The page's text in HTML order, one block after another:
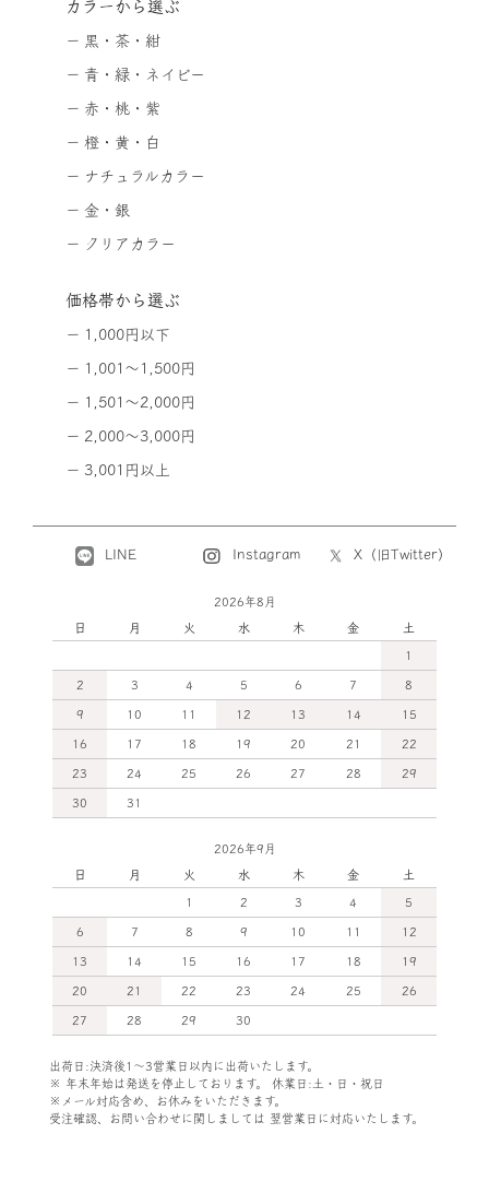
カラーから選ぶ
黒・茶・紺
青・緑・ネイビー
赤・桃・紫
橙・黄・白
ナチュラルカラー
金・銀
クリアカラー
価格帯から選ぶ
1,000円以下
1,001～1,500円
1,501～2,000円
2,000～3,000円
3,001円以上
LINE Instagram X（旧Twitter）
2026年8月
日 月 火 水 木 金 土
1
2 3 4 5 6 7 8
9 10 11 12 13 14 15
16 17 18 19 20 21 22
23 24 25 26 27 28 29
30 31
2026年9月
日 月 火 水 木 金 土
1 2 3 4 5
6 7 8 9 10 11 12
13 14 15 16 17 18 19
20 21 22 23 24 25 26
27 28 29 30
出荷日:決済後1～3営業日以内に出荷いたします。
※ 年末年始は発送を停止しております。 休業日:土・日・祝日
※メール対応含め、お休みをいただきます。
受注確認、お問い合わせに関しましては 翌営業日に対応いたします。